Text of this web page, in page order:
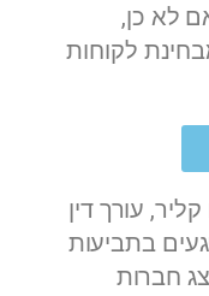
לא כן,
לקוחות
עורך דין
בתביעות
חברות